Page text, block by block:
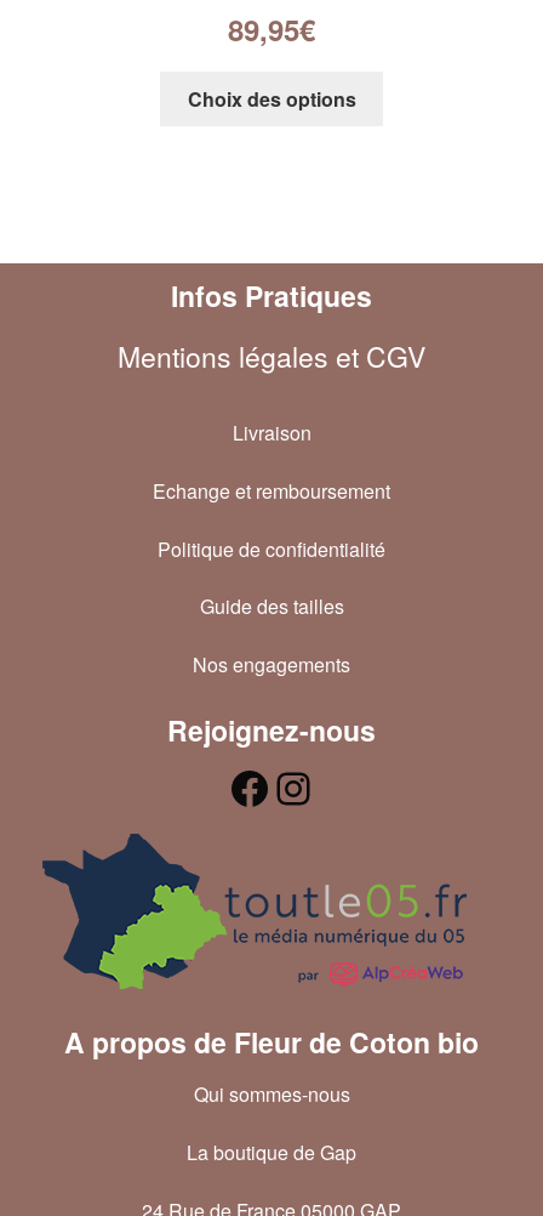
89,95€
Choix des options
Infos Pratiques
Mentions légales et CGV
Livraison
Echange et remboursement
Politique de confidentialité
Guide des tailles
Nos engagements
Rejoignez-nous
A propos de Fleur de Coton bio
Qui sommes-nous
La boutique de Gap
24 Rue de France 05000 GAP